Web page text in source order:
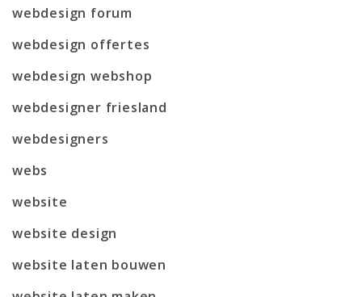
webdesign forum
webdesign offertes
webdesign webshop
webdesigner friesland
webdesigners
webs
website
website design
website laten bouwen